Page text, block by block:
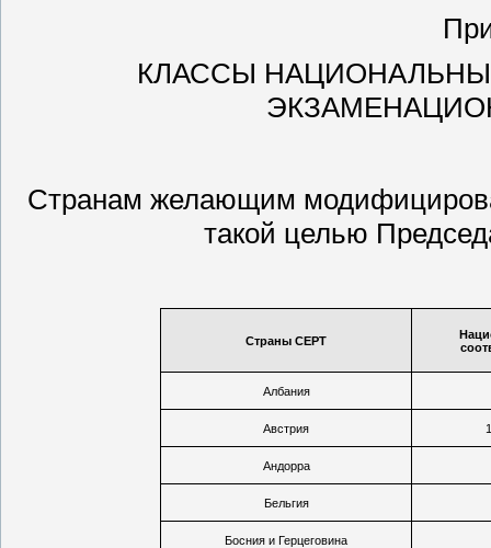
КЛАССЫ
Странам желающим
такой целью
Страны CEPT
Албания
Австрия
Андорра
Бельгия
Босния и Герцеговина